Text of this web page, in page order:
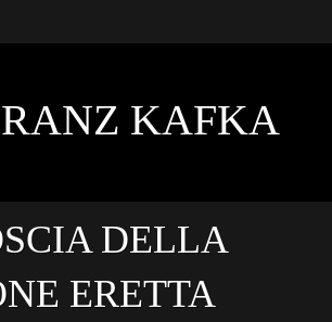
KAFKA
DELLA
ERETTA